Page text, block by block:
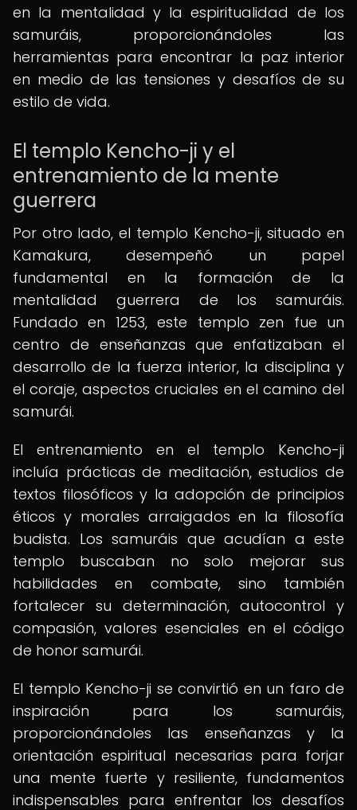
en la mentalidad y la espiritualidad de los
samuráis, proporcionándoles las
herramientas para encontrar la paz interior
en medio de las tensiones y desafíos de su
estilo de vida.
El templo Kencho-ji y el
entrenamiento de la mente
guerrera
Por otro lado, el templo Kencho-ji, situado en
Kamakura, desempeñó un papel
fundamental en la formación de la
mentalidad guerrera de los samuráis.
Fundado en 1253, este templo zen fue un
centro de enseñanzas que enfatizaban el
desarrollo de la fuerza interior, la disciplina y
el coraje, aspectos cruciales en el camino del
samurái.
El entrenamiento en el templo Kencho-ji
incluía prácticas de meditación, estudios de
textos filosóficos y la adopción de principios
éticos y morales arraigados en la filosofía
budista. Los samuráis que acudían a este
templo buscaban no solo mejorar sus
habilidades en combate, sino también
fortalecer su determinación, autocontrol y
compasión, valores esenciales en el código
de honor samurái.
El templo Kencho-ji se convirtió en un faro de
inspiración para los samuráis,
proporcionándoles las enseñanzas y la
orientación espiritual necesarias para forjar
una mente fuerte y resiliente, fundamentos
indispensables para enfrentar los desafíos